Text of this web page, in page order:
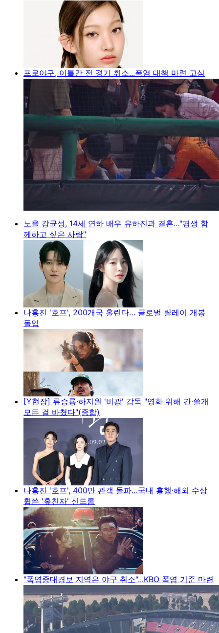
프로야구, 이틀간 전 경기 취소...폭염 대책 마련 고심
노을 강균성, 14세 연하 배우 유하진과 결혼…"평생 함
께하고 싶은 사람"
나홍진 '호프', 200개국 홀린다… 글로벌 릴레이 개봉
돌입
[Y현장] 류승룡·하지원 '비광' 감독 "영화 위해 간·쓸개
모든 걸 바쳤다"(종합)
나홍진 '호프', 400만 관객 돌파…국내 흥행·해외 수상
휩쓴 '홒친자' 신드롬
"폭염중대경보 지역은 야구 취소"...KBO 폭염 기준 마련